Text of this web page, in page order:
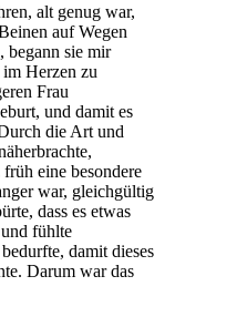
alt genug war,
auf Wegen
begann sie mir
Herzen zu
Frau
und damit es
die Art und
eine besondere
war, gleichgültig
dass es etwas
fühlte
damit dieses
Darum war das